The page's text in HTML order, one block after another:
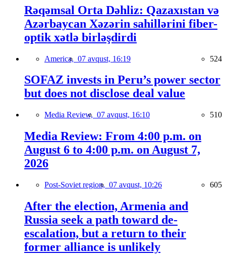
Rəqəmsal Orta Dəhliz: Qazaxıstan və
Azərbaycan Xəzərin sahillərini fiber-
optik xətlə birləşdirdi
America, 07 avqust, 16:19 524
SOFAZ invests in Peru’s power sector
but does not disclose deal value
Media Review, 07 avqust, 16:10 510
Media Review: From 4:00 p.m. on
August 6 to 4:00 p.m. on August 7,
2026
Post-Soviet region, 07 avqust, 10:26 605
After the election, Armenia and
Russia seek a path toward de-
escalation, but a return to their
former alliance is unlikely